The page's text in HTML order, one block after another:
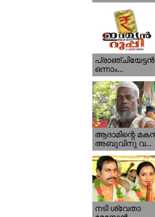
ഒന്നാം...
ആദാമിന്റെ
അബുവിനു വ...
നടി ശ്വേതാ